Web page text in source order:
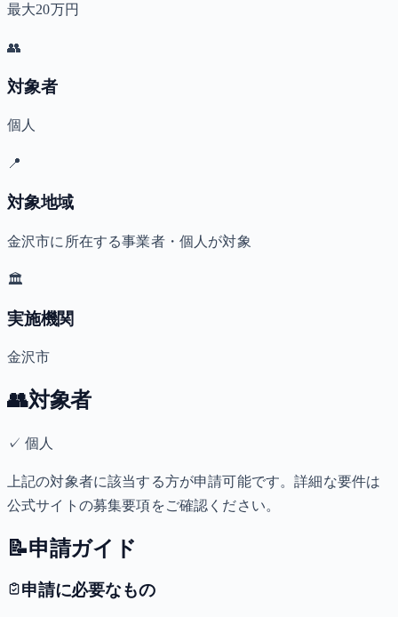
最大20万円
👥
対象者
個人
📍
対象地域
金沢市に所在する事業者・個人が対象
🏛️
実施機関
金沢市
👥対象者
✓個人
上記の対象者に該当する方が申請可能です。詳細な要件は
公式サイトの募集要項をご確認ください。
📝申請ガイド
申請に必要なもの